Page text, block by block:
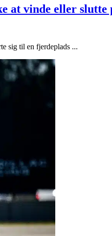
at vinde eller slutte
sig til en fjerdeplads ...